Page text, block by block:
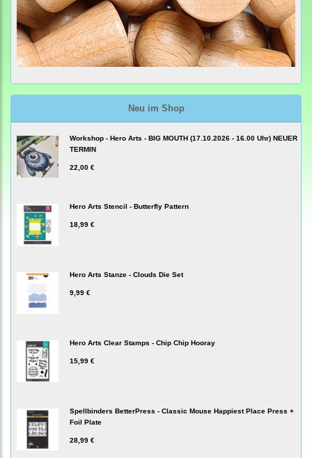
Neu im Shop
Workshop - Hero Arts - BIG MOUTH (17.10.2026 - 16.00 Uhr) NEUER
TERMIN
22,00 €
Hero Arts Stencil - Butterfly Pattern
18,99 €
Hero Arts Stanze - Clouds Die Set
9,99 €
Hero Arts Clear Stamps - Chip Chip Hooray
15,99 €
Spellbinders BetterPress - Classic Mouse Happiest Place Press +
Foil Plate
28,99 €